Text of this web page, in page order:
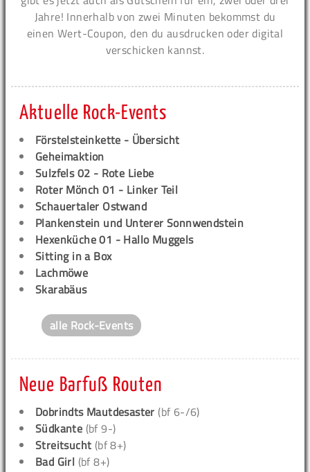
Jahre! Innerhalb von zwei Minuten bekommst du
einen Wert-Coupon, den du ausdrucken oder digital
verschicken kannst.
Aktuelle Rock-Events
Förstelsteinkette - Übersicht
Geheimaktion
Sulzfels 02 - Rote Liebe
Roter Mönch 01 - Linker Teil
Schauertaler Ostwand
Plankenstein und Unterer Sonnwendstein
Hexenküche 01 - Hallo Muggels
Sitting in a Box
Lachmöwe
Skarabäus
alle Rock-Events
Neue Barfuß Routen
Dobrindts Mautdesaster (bf 6-/6)
Südkante (bf 9-)
Streitsucht (bf 8+)
Bad Girl (bf 8+)